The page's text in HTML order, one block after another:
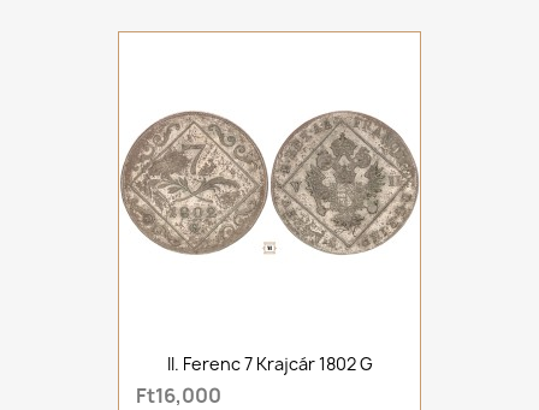
II. Ferenc 7 Krajcár 1802 G
Ft16,000